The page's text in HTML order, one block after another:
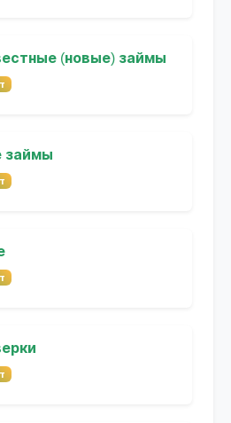
(новые) займы
займы